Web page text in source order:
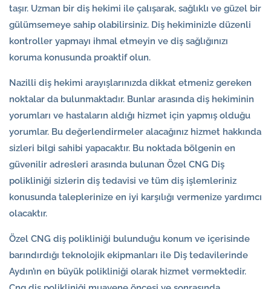
taşır. Uzman bir diş hekimi ile çalışarak, sağlıklı ve güzel bir
gülümsemeye sahip olabilirsiniz. Diş hekiminizle düzenli
kontroller yapmayı ihmal etmeyin ve diş sağlığınızı
koruma konusunda proaktif olun.
Nazilli diş hekimi arayışlarınızda dikkat etmeniz gereken
noktalar da bulunmaktadır. Bunlar arasında diş hekiminin
yorumları ve hastaların aldığı hizmet için yapmış olduğu
yorumlar. Bu değerlendirmeler alacağınız hizmet hakkında
sizleri bilgi sahibi yapacaktır. Bu noktada bölgenin en
güvenilir adresleri arasında bulunan Özel CNG Diş
polikliniği sizlerin diş tedavisi ve tüm diş işlemleriniz
konusunda taleplerinize en iyi karşılığı vermenize yardımcı
olacaktır.
Özel CNG diş polikliniği bulunduğu konum ve içerisinde
barındırdığı teknolojik ekipmanları ile Diş tedavilerinde
Aydın’ın en büyük polikliniği olarak hizmet vermektedir.